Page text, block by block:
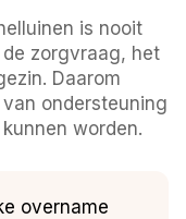
is nooit
zorgvraag, het
Daarom
ondersteuning
worden.
overname